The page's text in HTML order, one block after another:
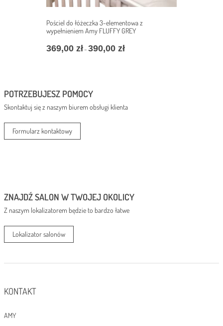
Pościel do łóżeczka 3-elementowa z
wypełnieniem Amy FLUFFY GREY
369,00 zł– 390,00 złZakres
POTRZEBUJESZ POMOCY
Skontaktuj się z naszym biurem obsługi klienta
Formularz kontaktowy
ZNAJDŹ SALON W TWOJEJ OKOLICY
Z naszym lokalizatorem będzie to bardzo łatwe
Lokalizator salonów
KONTAKT
AMY